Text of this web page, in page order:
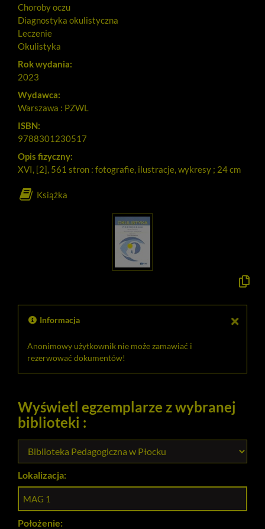
Choroby oczu
Diagnostyka okulistyczna
Leczenie
Okulistyka
Rok wydania:
2023
Wydawca:
Warszawa : PZWL
ISBN:
9788301230517
Opis fizyczny:
XVI, [2], 561 stron : fotografie, ilustracje, wykresy ; 24 cm
Książka
Kopiuj
do
Informacja
Anonimowy użytkownik nie może zamawiać i
rezerwować dokumentów!
Wyświetl egzemplarze z wybranej
biblioteki :
Lokalizacja:
MAG 1
Położenie: